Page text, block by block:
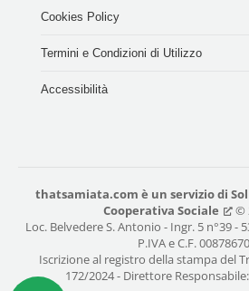
Cookies Policy
Termini e Condizioni di Utilizzo
Accessibilità
thatsamiata.com è un servizio di
Cooperativa Sociale
©
Loc. Belvedere S. Antonio - Ingr. 5 n°39 -
P.IVA e C.F.
Iscrizione al registro della stampa del
172/2024 - Direttore